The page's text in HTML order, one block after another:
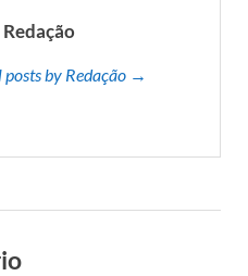
posts by Redação →